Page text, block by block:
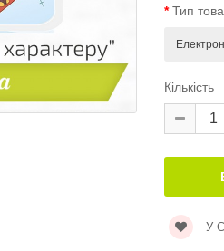
Тип
Кількість
У